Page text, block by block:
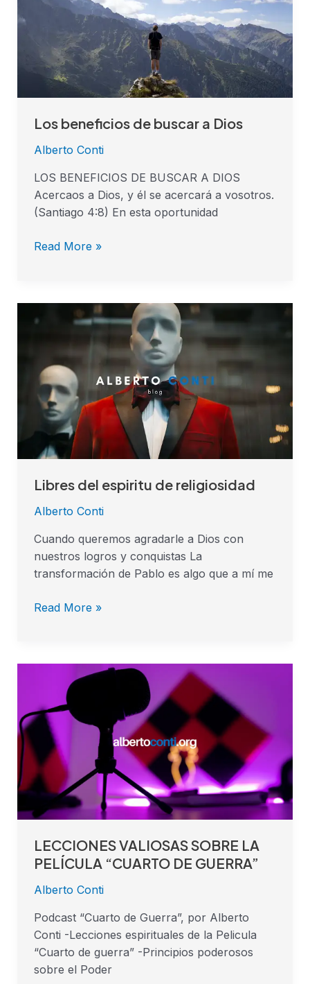
Los beneficios de buscar a Dios
Alberto Conti
LOS BENEFICIOS DE BUSCAR A DIOS
Acercaos a Dios, y él se acercará a vosotros.
(Santiago 4:8) En esta oportunidad
Dios
Read More »
Libres del espiritu de religiosidad
Alberto Conti
Cuando queremos agradarle a Dios con
nuestros logros y conquistas La
transformación de Pablo es algo que a mí me
espiritu
religiosidad
Read More »
LECCIONES VALIOSAS SOBRE LA
PELÍCULA “CUARTO DE GUERRA”
Alberto Conti
Podcast “Cuarto de Guerra”, por Alberto
Conti -Lecciones espirituales de la Pelicula
“Cuarto de guerra” -Principios poderosos
sobre el Poder
LECCIONES
VALIOSAS
SOBRE
LA
PELÍCULA
“CUARTO
DE
GUERRA”